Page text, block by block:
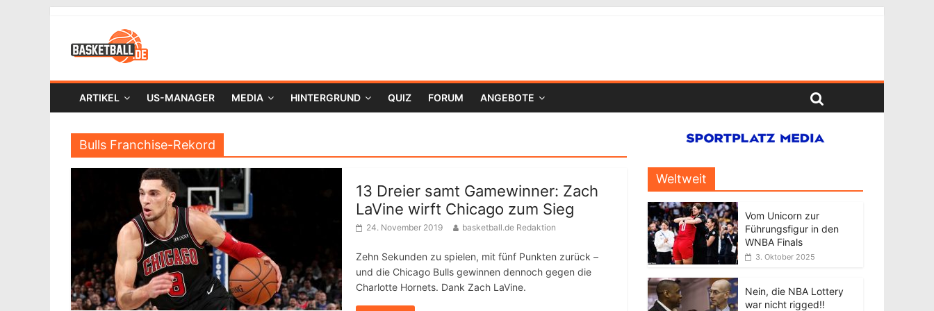
ARTIKEL US-MANAGER MEDIA HINTERGRUND QUIZ FORUM ANGEBOTE
Bulls Franchise-Rekord
13 Dreier samt Gamewinner: Zach
LaVine wirft Chicago zum Sieg
24. November 2019 basketball.de Redaktion
Zehn Sekunden zu spielen, mit fünf Punkten zurück –
und die Chicago Bulls gewinnen dennoch gegen die
Charlotte Hornets. Dank Zach LaVine.
Weltweit
Vom Unicorn zur
Führungsfigur in den
WNBA Finals
3. Oktober 2025
Nein, die NBA Lottery
war nicht rigged!!